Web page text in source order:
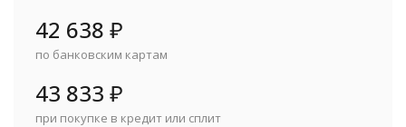
42 638 ₽
по банковским картам
43 833 ₽
при покупке в кредит или сплит